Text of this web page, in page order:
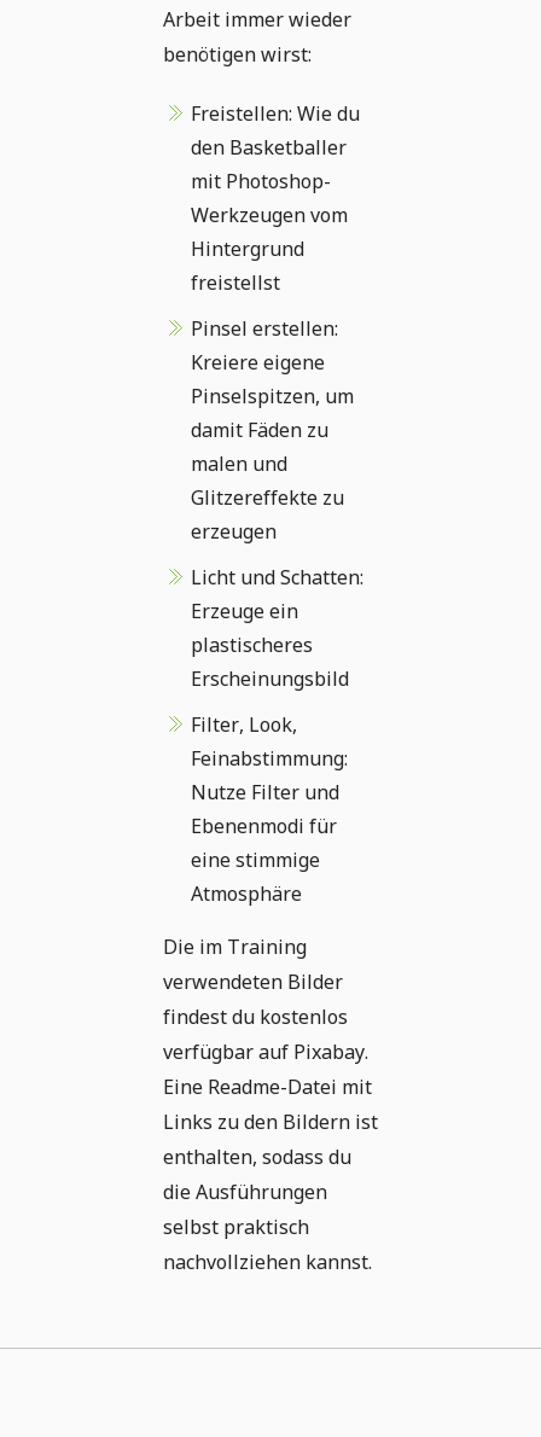
Arbeit immer wieder
benötigen wirst:
Freistellen: Wie du
den Basketballer
mit Photoshop-
Werkzeugen vom
Hintergrund
freistellst
Pinsel erstellen:
Kreiere eigene
Pinselspitzen, um
damit Fäden zu
malen und
Glitzereffekte zu
erzeugen
Licht und Schatten:
Erzeuge ein
plastischeres
Erscheinungsbild
Filter, Look,
Feinabstimmung:
Nutze Filter und
Ebenenmodi für
eine stimmige
Atmosphäre
Die im Training
verwendeten Bilder
findest du kostenlos
verfügbar auf Pixabay.
Eine Readme-Datei mit
Links zu den Bildern ist
enthalten, sodass du
die Ausführungen
selbst praktisch
nachvollziehen kannst.